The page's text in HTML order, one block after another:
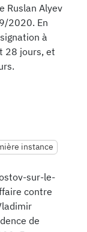
Ruslan Alyev
2020. En
à
28 jours, et
instance
sur-le-
contre
de